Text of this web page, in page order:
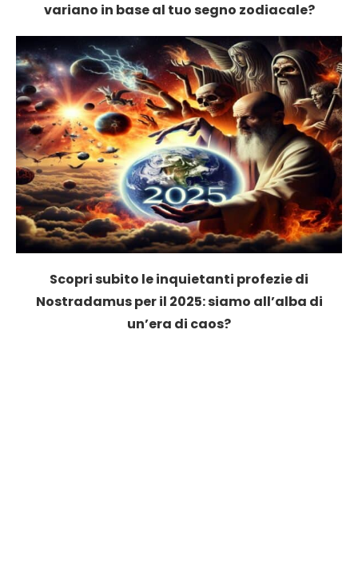
variano in base al tuo segno zodiacale?
Scopri subito le inquietanti profezie di
Nostradamus per il 2025: siamo all’alba di
un’era di caos?